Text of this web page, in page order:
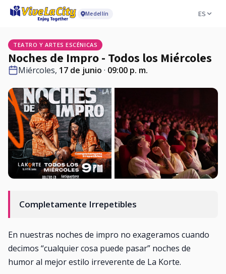
Medellín ES
TEATRO Y ARTES ESCÉNICAS
Noches de Impro - Todos los Miércoles
Miércoles, 17 de junio · 09:00 p. m.
Completamente Irrepetibles
En nuestras noches de impro no exageramos cuando
decimos “cualquier cosa puede pasar” noches de
humor al mejor estilo irreverente de La Korte.